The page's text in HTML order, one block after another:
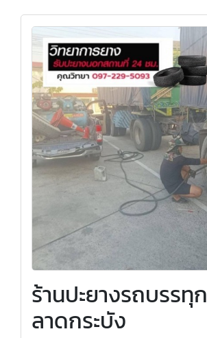
ร้านปะยางรถบรรทุก
ลาดกระบัง